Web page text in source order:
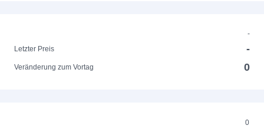
-
Letzter Preis
-
Veränderung zum Vortag 0
0